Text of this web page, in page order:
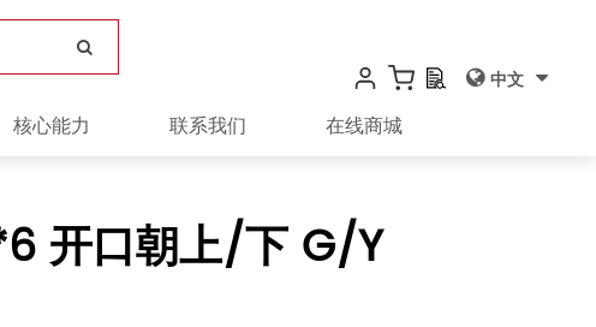
核心能力 联系我们 在线商城
中文
开口朝上/下 G/Y